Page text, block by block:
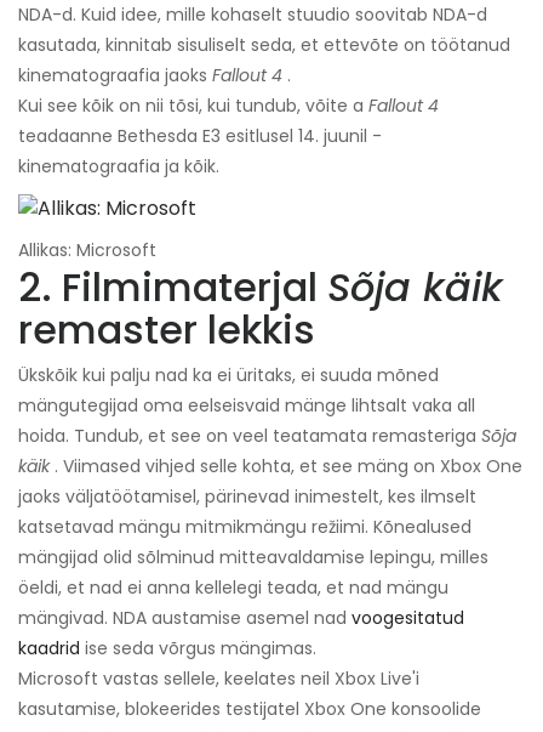
NDA-d. Kuid idee, mille kohaselt stuudio soovitab NDA-d
kasutada, kinnitab sisuliselt seda, et ettevõte on töötanud
kinematograafia jaoks Fallout 4 .
Kui see kõik on nii tõsi, kui tundub, võite a Fallout 4
teadaanne Bethesda E3 esitlusel 14. juunil -
kinematograafia ja kõik.
Allikas: Microsoft
2. Filmimaterjal Sõja käik
remaster lekkis
Ükskõik kui palju nad ka ei üritaks, ei suuda mõned
mängutegijad oma eelseisvaid mänge lihtsalt vaka all
hoida. Tundub, et see on veel teatamata remasteriga Sõja
käik. Viimased vihjed selle kohta, et see mäng on Xbox One
jaoks väljatöötamisel, pärinevad inimestelt, kes ilmselt
katsetavad mängu mitmikmängu režiimi. Kõnealused
mängijad olid sõlminud mitteavaldamise lepingu, milles
öeldi, et nad ei anna kellelegi teada, et nad mängu
mängivad. NDA austamise asemel nad voogesitatud
kaadrid ise seda võrgus mängimas.
Microsoft vastas sellele, keelates neil Xbox Live'i
kasutamise, blokeerides testijatel Xbox One konsoolide